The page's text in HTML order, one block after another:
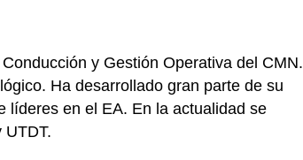
y Gestión Operativa del CMN.
Ha desarrollado gran parte de su
líderes en el EA. En la actualidad se
UTDT.